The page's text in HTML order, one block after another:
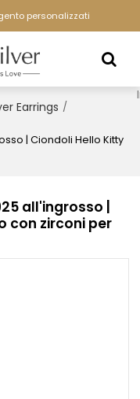
personalizzati
Earrings /
| Ciondoli Hello Kitty
all'ingrosso |
con zirconi per